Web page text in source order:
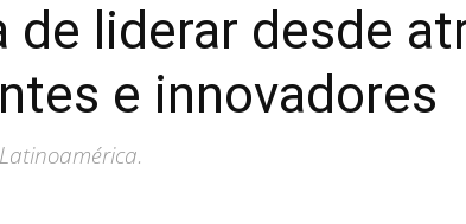
Centroamérica
de liderar desde
e innovadores